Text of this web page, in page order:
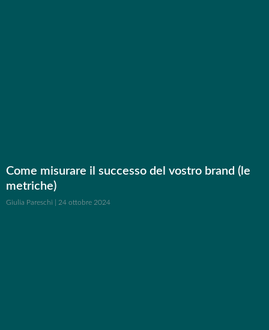
Come misurare il successo del vostro brand (le
metriche)
Giulia Pareschi 24 ottobre 2024